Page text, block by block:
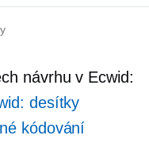
návrhu v Ecwid:
desítky
kódování